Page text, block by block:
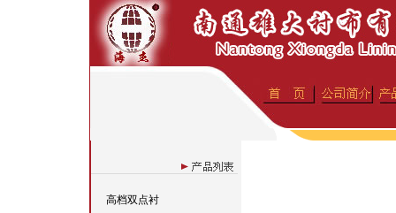
高档双点衬